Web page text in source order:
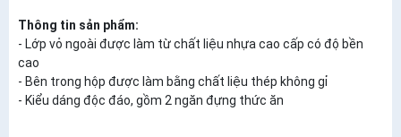
Thông tin sản phẩm:
- Lớp vỏ ngoài được làm từ chất liệu nhựa cao cấp có độ bền
cao
- Bên trong hộp được làm bằng chất liệu thép không gỉ
- Kiểu dáng độc đáo, gồm 2 ngăn đựng thức ăn